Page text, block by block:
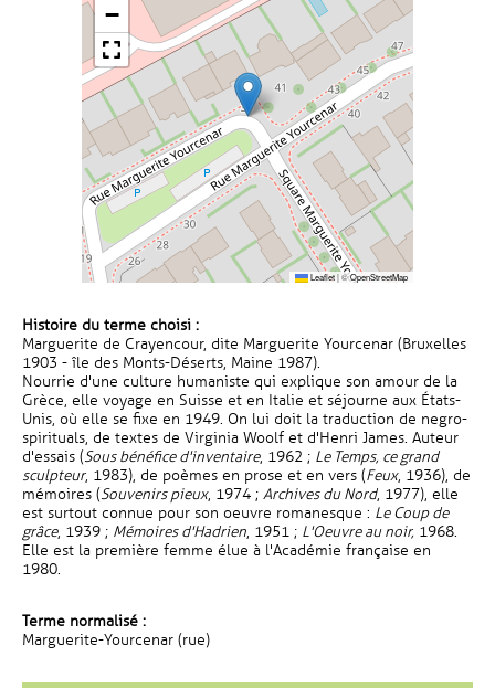
−
Leaflet|©OpenStreetMap
Histoire du terme choisi :
Marguerite de Crayencour, dite Marguerite Yourcenar (Bruxelles
1903 - île des Monts-Déserts, Maine 1987).
Nourrie d'une culture humaniste qui explique son amour de la
Grèce, elle voyage en Suisse et en Italie et séjourne aux États-
Unis, où elle se fixe en 1949. On lui doit la traduction de negro-
spirituals, de textes de Virginia Woolf et d'Henri James. Auteur
d'essais (Sous bénéfice d'inventaire, 1962 ; Le Temps, ce grand
sculpteur, 1983), de poèmes en prose et en vers (Feux, 1936), de
mémoires (Souvenirs pieux, 1974 ; Archives du Nord, 1977), elle
est surtout connue pour son oeuvre romanesque : Le Coup de
grâce, 1939 ; Mémoires d'Hadrien, 1951 ; L'Oeuvre au noir, 1968.
Elle est la première femme élue à l'Académie française en
1980.
Terme normalisé :
Marguerite-Yourcenar (rue)